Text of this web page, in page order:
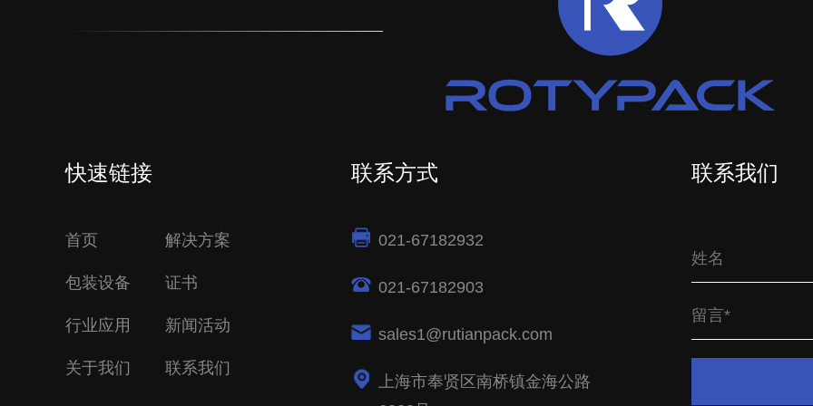
快速链接
首页 解决方案
包装设备 证书
行业应用 新闻活动
关于我们 联系我们
联系方式
021-67182932
021-67182903
sales1@rutianpack.com
上海市奉贤区南桥镇金海公路
联系我们